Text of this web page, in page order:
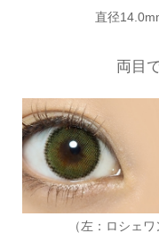
直径
両目
（左：ロシェ